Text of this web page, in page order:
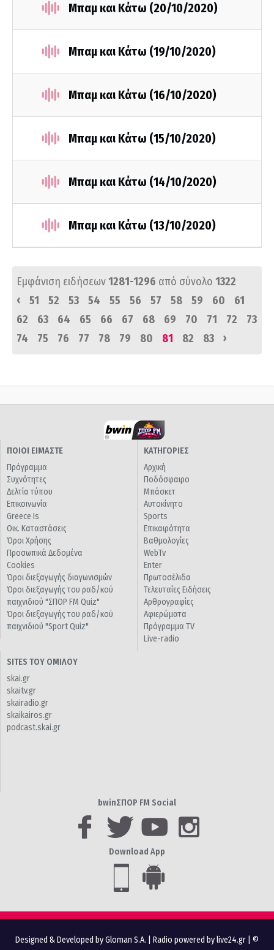
Μπαμ και Κάτω (20/10/2020)
Μπαμ και Κάτω (19/10/2020)
Μπαμ και Κάτω (16/10/2020)
Μπαμ και Κάτω (15/10/2020)
Μπαμ και Κάτω (14/10/2020)
Μπαμ και Κάτω (13/10/2020)
Εμφάνιση ειδήσεων1281-1296 από σύνολο 1322
‹
51 52 53 54 55 56 57 58 59 60
61
62
63 64 65 66 67 68 69 70 71 72
73
74
75 76 77 78 79 80 81 82 83 ›
ΠΟΙΟΙ ΕΙΜΑΣΤΕ
Πρόγραμμα
Συχνότητες
Δελτία τύπου
Επικοινωνία
Greece Is
Οικ. Καταστάσεις
Όροι Χρήσης
Προσωπικά Δεδομένα
Cookies
Όροι διεξαγωγής διαγωνισμών
Όροι διεξαγωγής του ραδ/κού
παιχνιδιού "ΣΠΟΡ FM Quiz"
Όροι διεξαγωγής του ραδ/κού
παιχνιδιού "Sport Quiz"
ΚΑΤΗΓΟΡΙΕΣ
Αρχική
Ποδόσφαιρο
Μπάσκετ
Αυτοκίνητο
Sports
Επικαιρότητα
Βαθμολογίες
WebTv
Enter
Πρωτοσέλιδα
Τελευταίες Ειδήσεις
Αρθρογραφίες
Αφιερώματα
Πρόγραμμα TV
Live-radio
SITES ΤΟΥ ΟΜΙΛΟΥ
skai.gr
skaitv.gr
skairadio.gr
skaikairos.gr
podcast.skai.gr
bwinΣΠΟΡ FM Social
Download App
Designed & Developed by Gloman S.A. Radio powered by live24.gr | ©